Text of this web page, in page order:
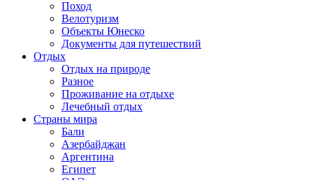
Поход
Велотуризм
Объекты Юнеско
Документы для путешествий
Отдых
Отдых на природе
Разное
Проживание на отдыхе
Лечебный отдых
Страны мира
Бали
Азербайджан
Аргентина
Египет